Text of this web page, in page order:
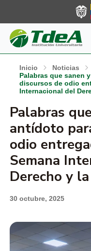
Inicio
Noticias
Palabras que sanen
discursos de odio
Internacional del
Palabras
antídoto
odio
Semana
Derecho y
30 octubre, 2025